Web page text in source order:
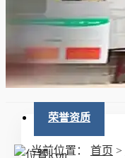
荣誉资质
当前位置： 首页 >